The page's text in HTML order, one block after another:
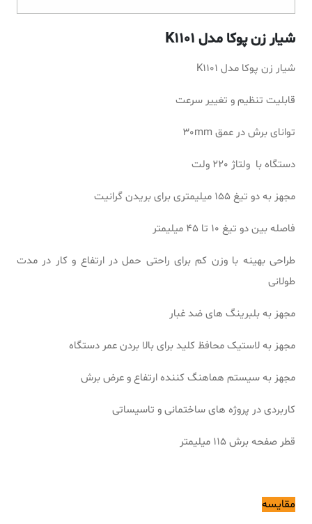
شیار زن پوکا مدل K1101
شیار زن پوکا مدل K1101
قابلیت تنظیم و تغییر سرعت
توانای برش در عمق 30mm
دستگاه با ولتاژ 220 ولت
مجهز به دو تیغ 155 میلیمتری برای بریدن گرانیت
فاصله بین دو تیغ 10 تا 45 میلیمتر
طراحی بهینه با وزن کم برای راحتی حمل در ارتفاع و کار در مدت
طولانی
مجهز به بلبرینگ های ضد غبار
مجهز به لاستیک محافظ کلید برای بالا بردن عمر دستگاه
مجهز به سیستم هماهنگ کننده ارتفاع و عرض برش
کاربردی در پروژه های ساختمانی و تاسیساتی
قطر صفحه برش 115 میلیمتر
مقایسه